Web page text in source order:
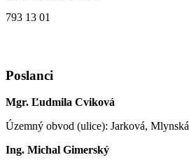
793 13 01
Poslanci
Mgr. Ľudmila Cviková
Územný obvod (ulice): Jarková, Mlynská
Ing. Michal Gimerský